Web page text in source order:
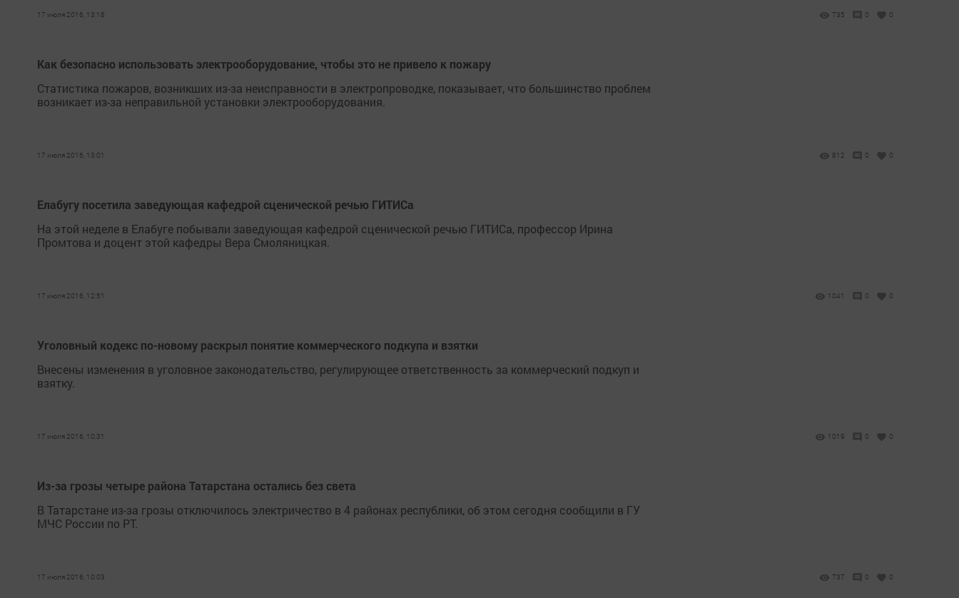
17 июля 2016, 13:18 735 0 0
Как безопасно использовать электрооборудование, чтобы это не привело к пожару
Статистика пожаров, возникших из-за неисправности в электропроводке, показывает, что большинство проблем
возникает из-за неправильной установки электрооборудования.
17 июля 2016, 13:01 812 0 0
Елабугу посетила заведующая кафедрой сценической речью ГИТИСа
На этой неделе в Елабуге побывали заведующая кафедрой сценической речью ГИТИСа, профессор Ирина
Промтова и доцент этой кафедры Вера Смоляницкая.
17 июля 2016, 12:51 1041 0 0
Уголовный кодекс по-новому раскрыл понятие коммерческого подкупа и взятки
Внесены изменения в уголовное законодательство, регулирующее ответственность за коммерческий подкуп и
взятку.
17 июля 2016, 10:31 1019 0 0
Из-за грозы четыре района Татарстана остались без света
В Татарстане из-за грозы отключилось электричество в 4 районах республики, об этом сегодня сообщили в ГУ
МЧС России по РТ.
17 июля 2016, 10:03 737 0 0